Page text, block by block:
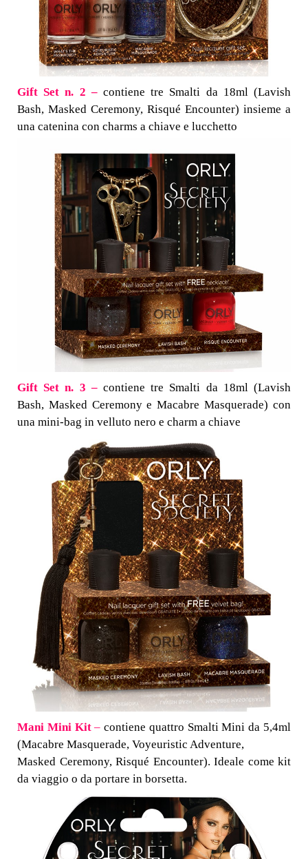
Gift Set n. 2 – contiene tre Smalti da 18ml (Lavish
Bash, Masked Ceremony, Risqué Encounter) insieme a
una catenina con charms a chiave e lucchetto
Gift Set n. 3 – contiene tre Smalti da 18ml (Lavish
Bash, Masked Ceremony e Macabre Masquerade) con
una mini-bag in velluto nero e charm a chiave
Mani Mini Kit– contiene quattro Smalti Mini da 5,4ml
(Macabre Masquerade, Voyeuristic Adventure,
Masked Ceremony, Risqué Encounter). Ideale come kit
da viaggio o da portare in borsetta.